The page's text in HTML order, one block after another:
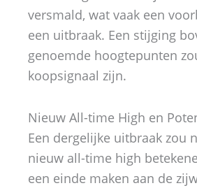
versmald, wat vaak een
een uitbraak. Een stijging
genoemde hoogtepunten
koopsignaal zijn.
Nieuw All-time High en
Een dergelijke uitbraak zou
nieuw all-time high
een einde maken aan de